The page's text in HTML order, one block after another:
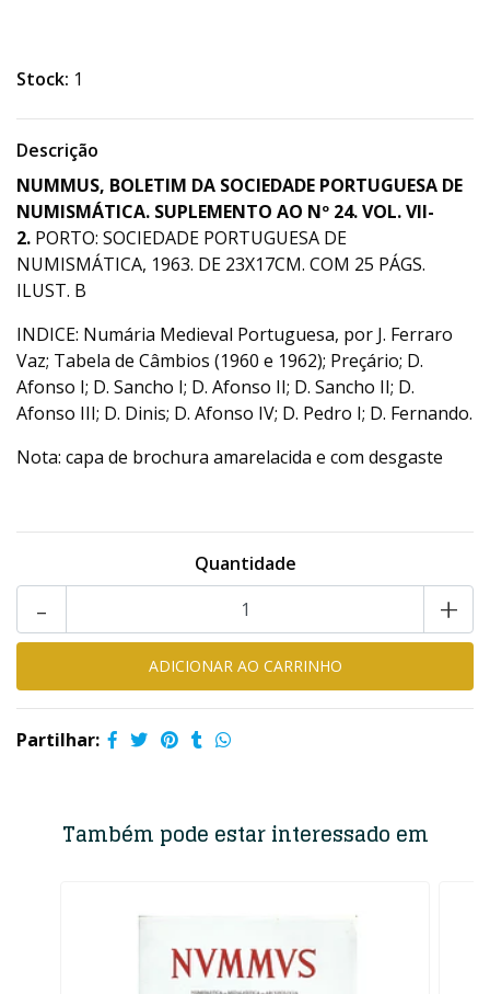
Stock: 1
Descrição
NUMMUS, BOLETIM DA SOCIEDADE PORTUGUESA DE
NUMISMÁTICA. SUPLEMENTO AO Nº 24. VOL. VII-
2. PORTO: SOCIEDADE PORTUGUESA DE
NUMISMÁTICA, 1963. DE 23X17CM. COM 25 PÁGS.
ILUST. B
INDICE: Numária Medieval Portuguesa, por J. Ferraro
Vaz; Tabela de Câmbios (1960 e 1962); Preçário; D.
Afonso I; D. Sancho I; D. Afonso II; D. Sancho II; D.
Afonso III; D. Dinis; D. Afonso IV; D. Pedro I; D. Fernando.
Nota: capa de brochura amarelacida e com desgaste
Quantidade
+
-
Partilhar:
Também pode estar interessado em